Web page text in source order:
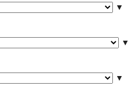
▼
▼
▼